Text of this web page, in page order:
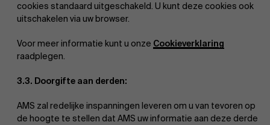
cookies standaard uitgeschakeld. U kunt deze cookies ook
uitschakelen via uw browser.
Voor meer informatie kunt u onze Cookieverklaring
raadplegen.
3.3. Doorgifte aan derden:
AMS zal redelijke inspanningen leveren om u van tevoren op
de hoogte te stellen dat AMS uw informatie aan deze derde